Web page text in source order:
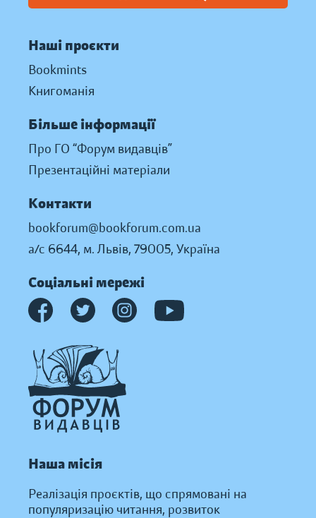
Наші проєкти
Bookmints
Книгоманія
Більше інформації
Про ГО “Форум видавців”
Презентаційні матеріали
Контакти
bookforum@bookforum.com.ua
а/с 6644, м. Львів, 79005, Україна
Соціальні мережі
Наша місія
Реалізація проєктів, що спрямовані на
популяризацію читання, розвиток